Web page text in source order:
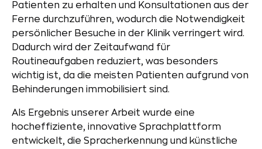
Patienten zu erhalten und Konsultationen aus der
Ferne durchzuführen, wodurch die Notwendigkeit
persönlicher Besuche in der Klinik verringert wird.
Dadurch wird der Zeitaufwand für
Routineaufgaben reduziert, was besonders
wichtig ist, da die meisten Patienten aufgrund von
Behinderungen immobilisiert sind.
Als Ergebnis unserer Arbeit wurde eine
hocheffiziente, innovative Sprachplattform
entwickelt, die Spracherkennung und künstliche